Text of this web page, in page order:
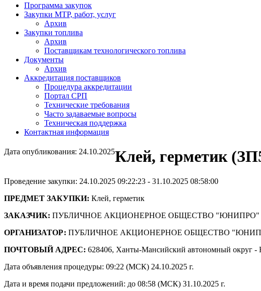
Программа закупок
Закупки МТР, работ, услуг
Архив
Закупки топлива
Архив
Поставщикам технологического топлива
Документы
Архив
Аккредитация поставщиков
Процедура аккредитации
Портал СРП
Технические требования
Часто задаваемые вопросы
Техническая поддержка
Контактная информация
Дата опубликования: 24.10.2025Клей, герметик
Проведение закупки: 24.10.2025 09:22:23 - 31.10.2025 08:58:00
ПРЕДМЕТ ЗАКУПКИ: Клей, герметик
ЗАКАЗЧИК: ПУБЛИЧНОЕ АКЦИОНЕРНОЕ ОБЩЕСТВО "ЮНИПРО"
ОРГАНИЗАТОР: ПУБЛИЧНОЕ АКЦИОНЕРНОЕ ОБЩЕСТВО
ПОЧТОВЫЙ АДРЕС: 628406, Ханты-Мансийский автономный
Дата объявления процедуры: 09:22 (МСК) 24.10.2025 г.
Дата и время подачи предложений: до 08:58 (МСК) 31.10.2025 г.